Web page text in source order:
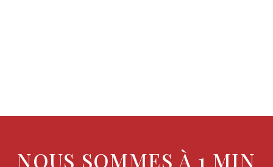
NOUS SOMMES À 1 MIN